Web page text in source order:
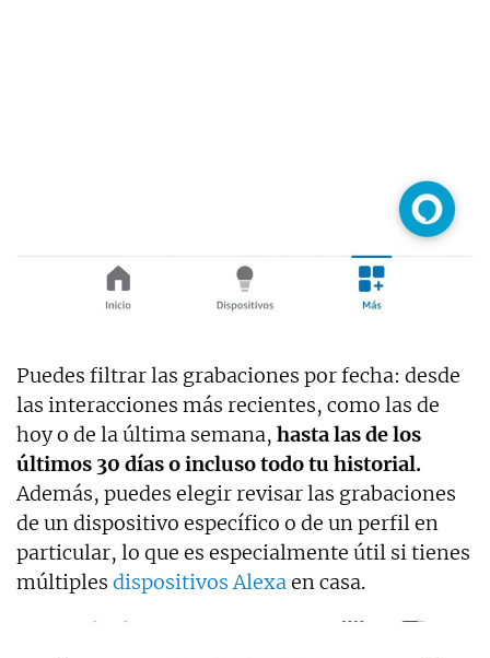
Puedes filtrar las grabaciones por fecha: desde
las interacciones más recientes, como las de
hoy o de la última semana, hasta las de los
últimos 30 días o incluso todo tu historial.
Además, puedes elegir revisar las grabaciones
de un dispositivo específico o de un perfil en
particular, lo que es especialmente útil si tienes
múltiples dispositivos Alexaen casa.